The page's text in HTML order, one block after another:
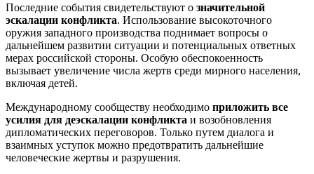
Последние события свидетельствуют о значительной
эскалации конфликта. Использование высокоточного
оружия западного производства поднимает вопросы о
дальнейшем развитии ситуации и потенциальных ответных
мерах российской стороны. Особую обеспокоенность
вызывает увеличение числа жертв среди мирного населения,
включая детей.
Международному сообществу необходимо приложить все
усилия для деэскалации конфликта и возобновления
дипломатических переговоров. Только путем диалога и
взаимных уступок можно предотвратить дальнейшие
человеческие жертвы и разрушения.